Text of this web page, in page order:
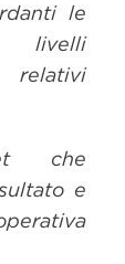
le
livelli
che
e